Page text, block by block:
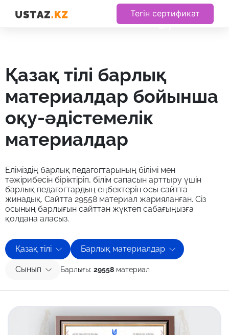
Тегін сертификат
алу
қазақ тілі барлық
материалдар бойынша
оқу-әдістемелік
материалдар
Еліміздің барлық педагогтарының білімі мен
тәжірибесін біріктіріп, білім сапасын арттыру үшін
барлық педагогтардың еңбектерін осы сайтта
жинадық. Сайтта 29558 материал жарияланған. Сіз
осының барлығын сайттан жүктеп сабағыңызға
қолдана аласыз.
Қазақ тілі Барлық материалдар
Сынып Барлығы: 29558 материал